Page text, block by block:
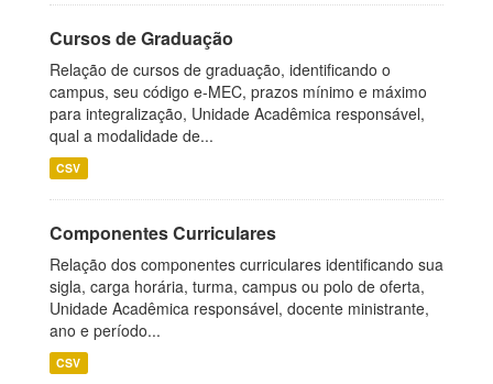
Cursos de Graduação
Relação de cursos de graduação, identificando o
campus, seu código e-MEC, prazos mínimo e máximo
para integralização, Unidade Acadêmica responsável,
qual a modalidade de...
CSV
Componentes Curriculares
Relação dos componentes curriculares identificando sua
sigla, carga horária, turma, campus ou polo de oferta,
Unidade Acadêmica responsável, docente ministrante,
ano e período...
CSV